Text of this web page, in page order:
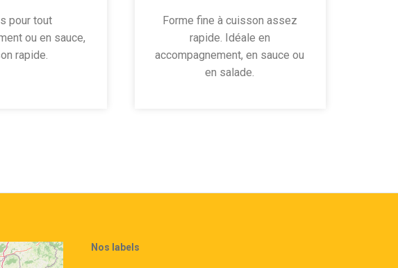
pour tout
ou en sauce,
rapide.
Forme fine à cuisson assez
rapide. Idéale en
accompagnement, en sauce ou
en salade.
Nos labels